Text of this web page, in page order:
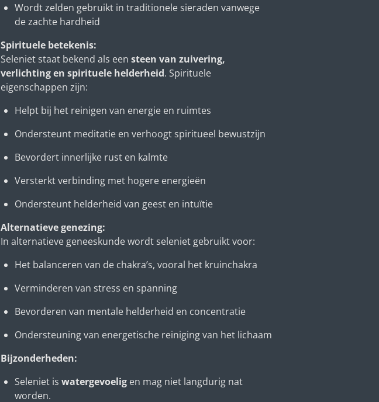
Wordt zelden gebruikt in traditionele sieraden vanwege
de zachte hardheid
Spirituele betekenis:
Seleniet staat bekend als een steen van zuivering,
verlichting en spirituele helderheid. Spirituele
eigenschappen zijn:
Helpt bij het reinigen van energie en ruimtes
Ondersteunt meditatie en verhoogt spiritueel bewustzijn
Bevordert innerlijke rust en kalmte
Versterkt verbinding met hogere energieën
Ondersteunt helderheid van geest en intuïtie
Alternatieve genezing:
In alternatieve geneeskunde wordt seleniet gebruikt voor:
Het balanceren van de chakra’s, vooral het kruinchakra
Verminderen van stress en spanning
Bevorderen van mentale helderheid en concentratie
Ondersteuning van energetische reiniging van het lichaam
Bijzonderheden:
Seleniet is watergevoelig en mag niet langdurig nat
worden.